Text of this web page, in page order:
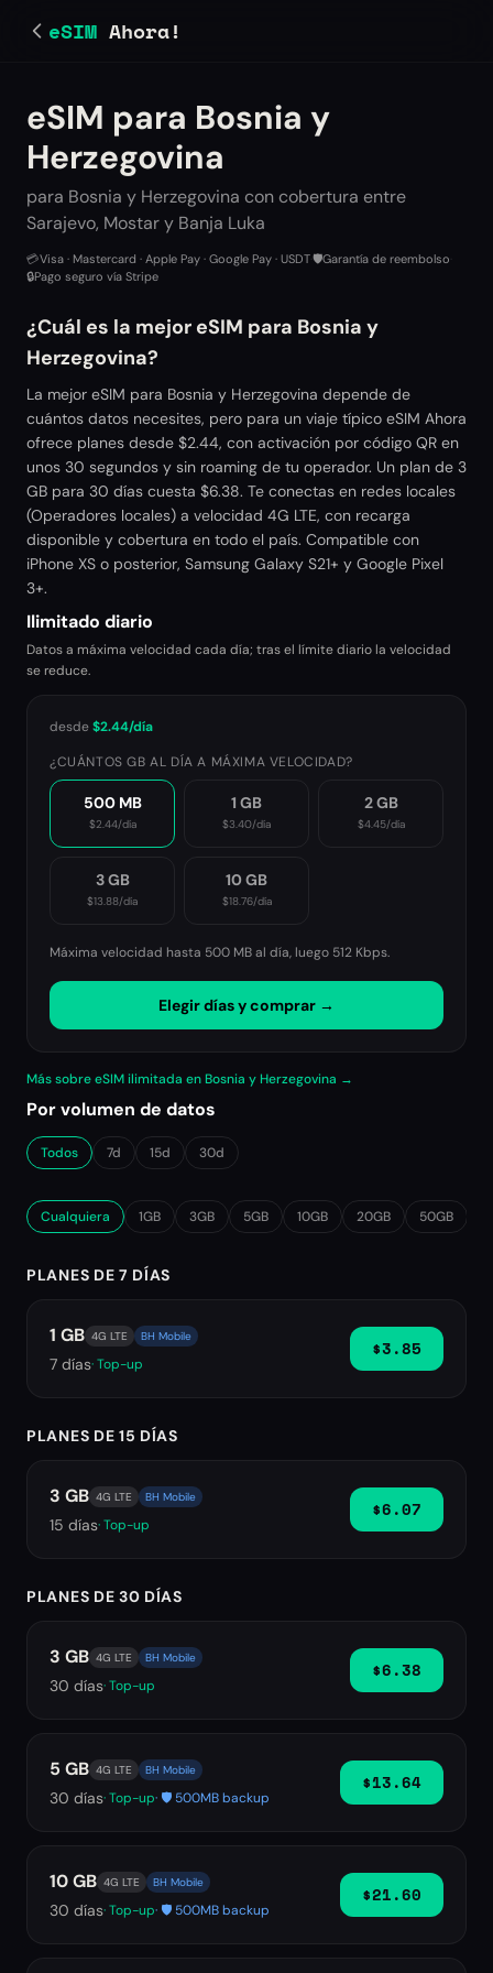
eSIM Ahora!
eSIM para Bosnia y
Herzegovina
para Bosnia y Herzegovina con cobertura entre
Sarajevo, Mostar y Banja Luka
💳Visa · Mastercard · Apple Pay · Google Pay · USDT🛡️Garantía de reembolso
🔒Pago seguro vía Stripe
¿Cuál es la mejor eSIM para Bosnia y
Herzegovina?
La mejor eSIM para Bosnia y Herzegovina depende de
cuántos datos necesites, pero para un viaje típico eSIM Ahora
ofrece planes desde $2.44, con activación por código QR en
unos 30 segundos y sin roaming de tu operador. Un plan de 3
GB para 30 días cuesta $6.38. Te conectas en redes locales
(Operadores locales) a velocidad 4G LTE, con recarga
disponible y cobertura en todo el país. Compatible con
iPhone XS o posterior, Samsung Galaxy S21+ y Google Pixel
3+.
Ilimitado diario
Datos a máxima velocidad cada día; tras el límite diario la velocidad
se reduce.
desde$2.44/día
¿CUÁNTOS GB AL DÍA A MÁXIMA VELOCIDAD?
500 MB
$2.44/día
1 GB
$3.40/día
2 GB
$4.45/día
3 GB
$13.88/día
10 GB
$18.76/día
Máxima velocidad hasta 500 MB al día, luego 512 Kbps.
Elegir días y comprar →
Más sobre eSIM ilimitada en Bosnia y Herzegovina →
Por volumen de datos
Todos 7d 15d 30d
Cualquiera 1GB 3GB 5GB 10GB 20GB 50GB
PLANES DE 7 DÍAS
1 GB 4G LTE BH Mobile
7 días· Top-up
$3.85
PLANES DE 15 DÍAS
3 GB 4G LTE BH Mobile
15 días· Top-up
$6.07
PLANES DE 30 DÍAS
3 GB 4G LTE BH Mobile
30 días· Top-up
$6.38
5 GB 4G LTE BH Mobile
30 días· Top-up· 🛡️ 500MB backup
$13.64
10 GB 4G LTE BH Mobile
30 días· Top-up· 🛡️ 500MB backup
$21.60